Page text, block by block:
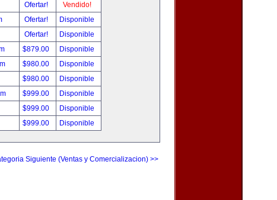
Ofertar!
Vendido!
Ofertar!
Disponible
Ofertar!
Disponible
$879.00
Disponible
$980.00
Disponible
$980.00
Disponible
$999.00
Disponible
$999.00
Disponible
$999.00 Disponible
Siguiente (Ventas y Comercializacion) >>